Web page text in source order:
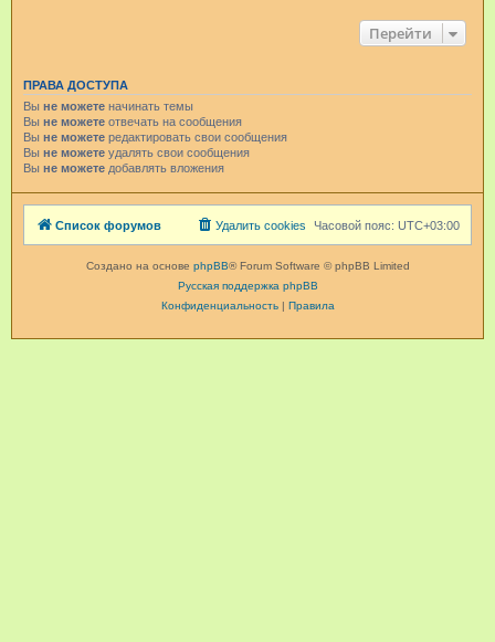
Перейти
ПРАВА ДОСТУПА
Вы не можете начинать темы
Вы не можете отвечать на сообщения
Вы не можете редактировать свои сообщения
Вы не можете удалять свои сообщения
Вы не можете добавлять вложения
Список форумов Часовой пояс: UTC+03:00
Удалить cookies
Создано на основе phpBB® Forum Software © phpBB Limited
Русская поддержка phpBB
Конфиденциальность| Правила